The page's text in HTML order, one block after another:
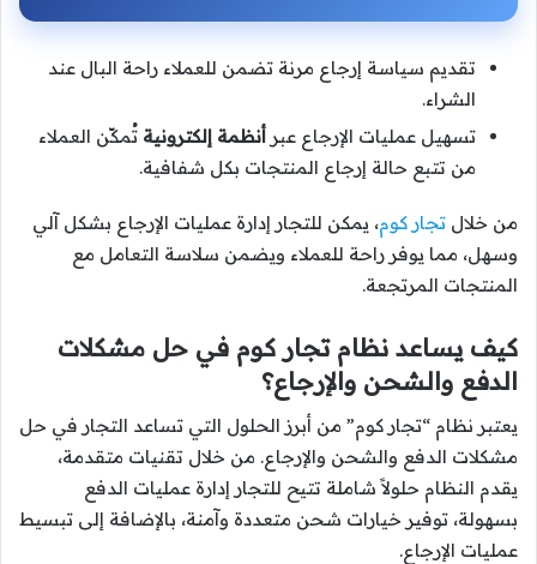
تقديم سياسة إرجاع مرنة تضمن للعملاء راحة البال عند
الشراء.
تسهيل عمليات الإرجاع عبر أنظمة إلكترونية تُمكّن العملاء
من تتبع حالة إرجاع المنتجات بكل شفافية.
من خلال تجار كوم، يمكن للتجار إدارة عمليات الإرجاع بشكل آلي
وسهل، مما يوفر راحة للعملاء ويضمن سلاسة التعامل مع
المنتجات المرتجعة.
كيف يساعد نظام تجار كوم في حل مشكلات
الدفع والشحن والإرجاع؟
يعتبر نظام “تجار كوم” من أبرز الحلول التي تساعد التجار في حل
مشكلات الدفع والشحن والإرجاع. من خلال تقنيات متقدمة،
يقدم النظام حلولاً شاملة تتيح للتجار إدارة عمليات الدفع
بسهولة، توفير خيارات شحن متعددة وآمنة، بالإضافة إلى تبسيط
عمليات الإرجاع.